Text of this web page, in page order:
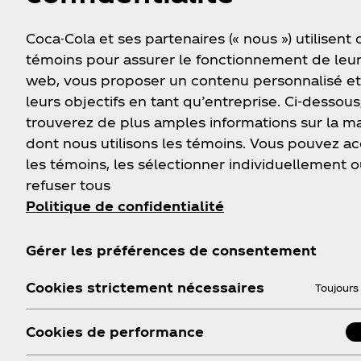
Si vous voulez tout,
Coca-Cola et ses partenaires (« nous ») utilisent
témoins pour assurer le fonctionnement de
web, vous proposer un contenu personnalisé
leurs objectifs en tant qu’entreprise. Ci-
trouverez de plus amples informations sur la
dont nous utilisons les témoins. Vous pouvez
les témoins, les sélectionner individuellement
refuser tous
Politique de confidentialité
Gérer les préférences de consentement
Cookies strictement nécessaires
Cookies de performance